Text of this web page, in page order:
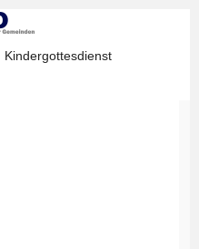
Kindergottesdienst